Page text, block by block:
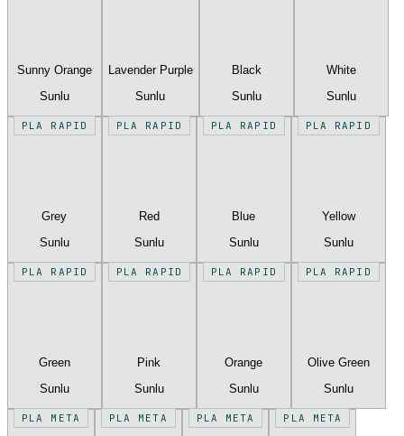
Sunny Orange
Sunlu
Lavender Purple
Sunlu
Black
Sunlu
White
Sunlu
PLA RAPID
Grey
Sunlu
PLA RAPID
Red
Sunlu
PLA RAPID
Blue
Sunlu
PLA RAPID
Yellow
Sunlu
PLA RAPID
Green
Sunlu
PLA RAPID
Pink
Sunlu
PLA RAPID
Orange
Sunlu
PLA RAPID
Olive Green
Sunlu
PLA META PLA META PLA META PLA META